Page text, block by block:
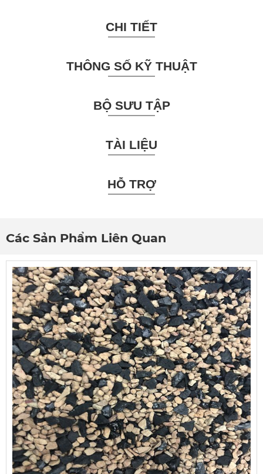
CHI TIẾT
THÔNG SỐ KỸ THUẬT
BỘ SƯU TẬP
TÀI LIỆU
HỖ TRỢ
Các Sản Phẩm Liên Quan